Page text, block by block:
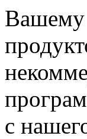
Вашему
с